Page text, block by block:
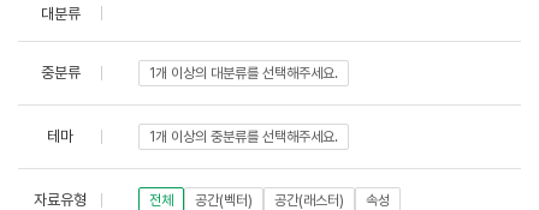
대분류
중분류 1개 이상의 대분류를 선택해주세요.
테마 1개 이상의 중분류를 선택해주세요.
자료유형 전체 공간(벡터) 공간(래스터) 속성